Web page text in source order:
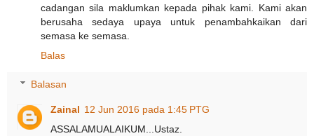
cadangan sila maklumkan kepada pihak kami. Kami akan
berusaha sedaya upaya untuk penambahkaikan dari
semasa ke semasa.
Balas
Balasan
Zainal 12 Jun 2016 pada 1:45 PTG
ASSALAMUALAIKUM...Ustaz.